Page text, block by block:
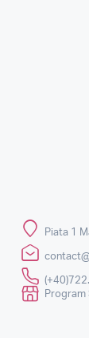
Piata 1
Program